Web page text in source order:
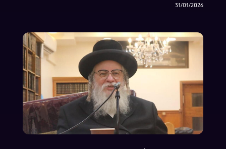
31/01/2026